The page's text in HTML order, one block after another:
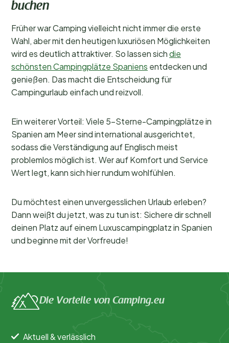
buchen
Früher war Camping vielleicht nicht immer die erste
Wahl, aber mit den heutigen luxuriösen Möglichkeiten
wird es deutlich attraktiver. So lassen sichdie
schönsten Campingplätze Spaniens entdecken und
genießen. Das macht die Entscheidung für
Campingurlaub einfach und reizvoll.
Ein weiterer Vorteil: Viele 5-Sterne-Campingplätze in
Spanien am Meer sind international ausgerichtet,
sodass die Verständigung auf Englisch meist
problemlos möglich ist. Wer auf Komfort und Service
Wert legt, kann sich hier rundum wohlfühlen.
Du möchtest einen unvergesslichen Urlaub erleben?
Dann weißt du jetzt, was zu tun ist: Sichere dir schnell
deinen Platz auf einem Luxuscampingplatz in Spanien
und beginne mit der Vorfreude!
Die Vorteile von Camping.eu
Aktuell & verlässlich